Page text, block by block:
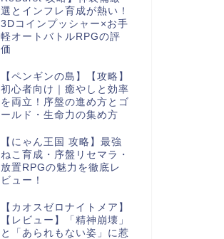
選とインフレ育成が熱い！
3Dコインプッシャー×お手
軽オートバトルRPGの評
価
【ペンギンの島】【攻略】
初心者向け｜癒やしと効率
を両立！序盤の進め方とゴ
ールド・生命力の集め方
【にゃん王国 攻略】最強
ねこ育成・序盤リセマラ・
放置RPGの魅力を徹底レ
ビュー！
【カオスゼロナイトメア】
【レビュー】「精神崩壊」
と「あられもない姿」に惹